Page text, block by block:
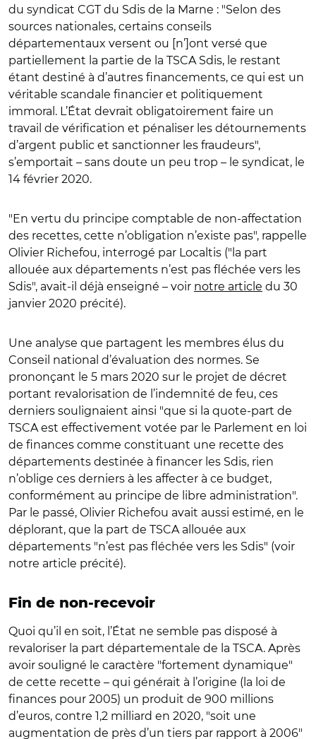
du syndicat CGT du Sdis de la Marne : "Selon des
sources nationales, certains conseils
départementaux versent ou [n’]ont versé que
partiellement la partie de la TSCA Sdis, le restant
étant destiné à d’autres financements, ce qui est un
véritable scandale financier et politiquement
immoral. L’État devrait obligatoirement faire un
travail de vérification et pénaliser les détournements
d’argent public et sanctionner les fraudeurs",
s’emportait – sans doute un peu trop – le syndicat, le
14 février 2020.
"En vertu du principe comptable de non-affectation
des recettes, cette n’obligation n’existe pas", rappelle
Olivier Richefou, interrogé par Localtis ("la part
allouée aux départements n’est pas fléchée vers les
Sdis", avait-il déjà enseigné – voir notre article du 30
janvier 2020 précité).
Une analyse que partagent les membres élus du
Conseil national d’évaluation des normes. Se
prononçant le 5 mars 2020 sur le projet de décret
portant revalorisation de l’indemnité de feu, ces
derniers soulignaient ainsi "que si la quote-part de
TSCA est effectivement votée par le Parlement en loi
de finances comme constituant une recette des
départements destinée à financer les Sdis, rien
n’oblige ces derniers à les affecter à ce budget,
conformément au principe de libre administration".
Par le passé, Olivier Richefou avait aussi estimé, en le
déplorant, que la part de TSCA allouée aux
départements "n’est pas fléchée vers les Sdis" (voir
notre article précité).
Fin de non-recevoir
Quoi qu’il en soit, l’État ne semble pas disposé à
revaloriser la part départementale de la TSCA. Après
avoir souligné le caractère "fortement dynamique"
de cette recette – qui générait à l’origine (la loi de
finances pour 2005) un produit de 900 millions
d’euros, contre 1,2 milliard en 2020, "soit une
augmentation de près d’un tiers par rapport à 2006"